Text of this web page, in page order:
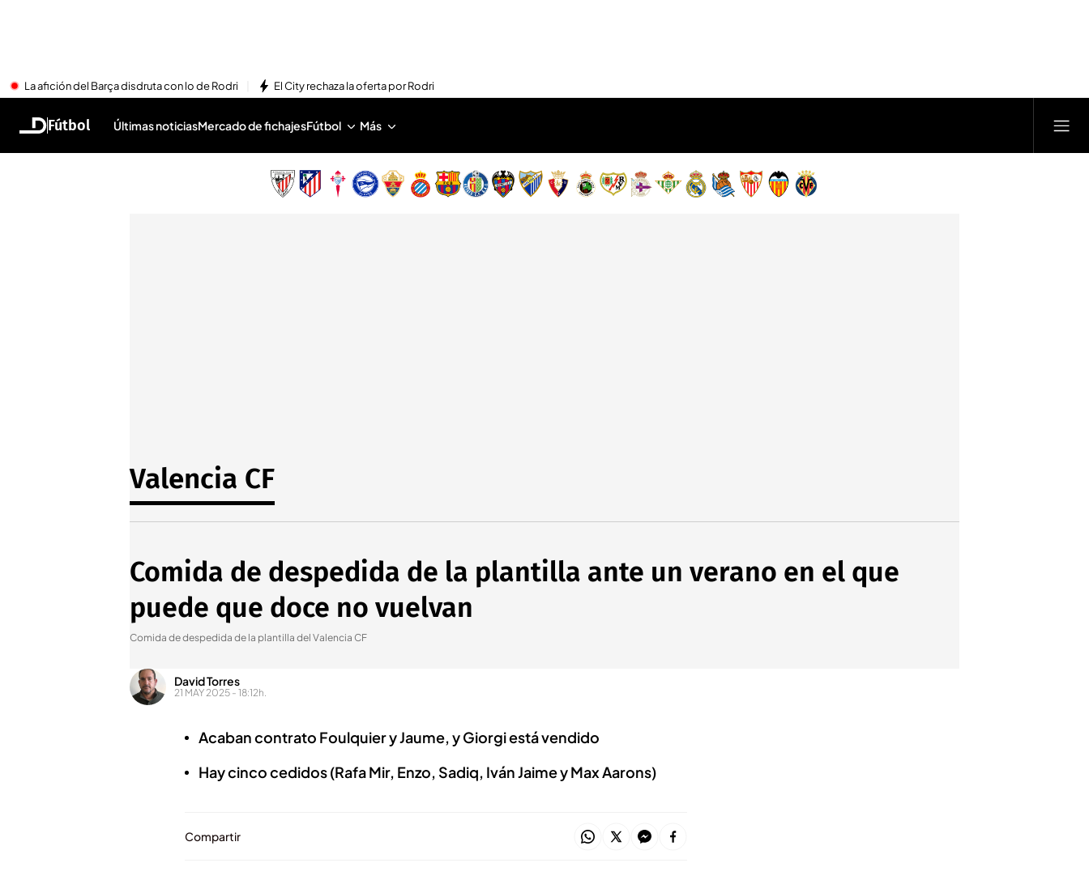
La afición del Barça disdruta con lo de Rodri El City rechaza la oferta por Rodri
Fútbol Últimas noticiasMercado de fichajesFútbol Más
Valencia CF
Comida de despedida de la plantilla ante un verano en el que
puede que doce no vuelvan
Comida de despedida de la plantilla del Valencia CF
David Torres
21 MAY 2025 - 18:12h.
Acaban contrato Foulquier y Jaume, y Giorgi está vendido
Hay cinco cedidos (Rafa Mir, Enzo, Sadiq, Iván Jaime y Max Aarons)
Compartir